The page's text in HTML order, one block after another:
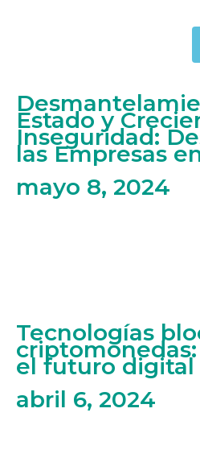
Estado y
Inseguridad:
las Empresas
mayo 8, 2024
Tecnologías
el futuro digital
abril 6, 2024